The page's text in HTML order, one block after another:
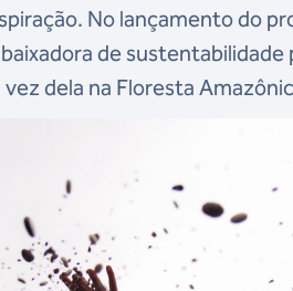
No lançamento do
de
dela na Floresta